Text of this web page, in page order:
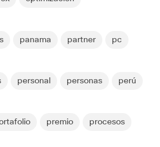
panama partner pc
personal personas perú
premio procesos